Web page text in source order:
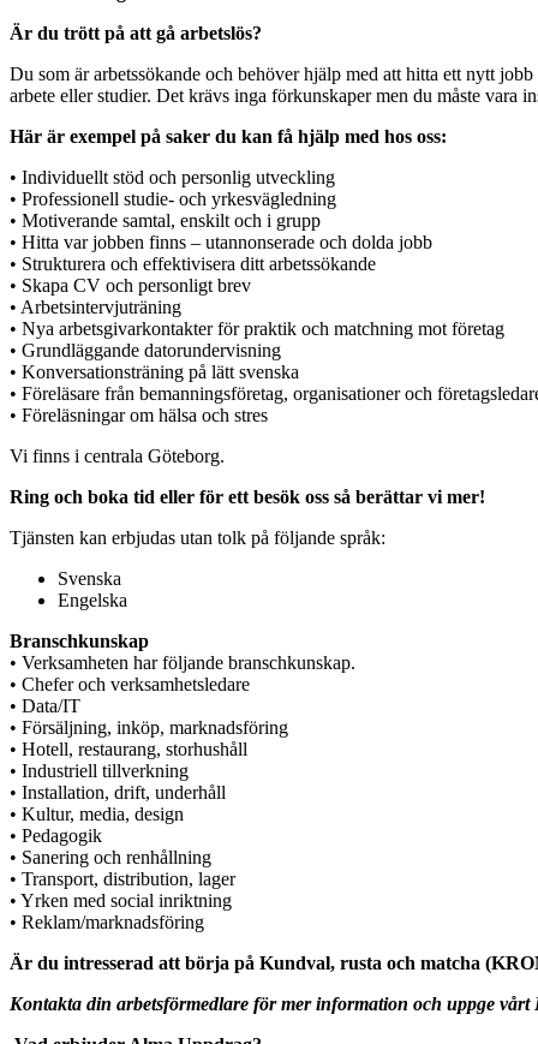
Är du trött på att gå arbetslös?
Du som är arbetssökande och behöver hjälp med att hitta ett nytt
arbete eller studier. Det krävs inga förkunskaper men du måste
Här är exempel på saker du kan få hjälp med hos oss:
• Individuellt stöd och personlig utveckling
• Professionell studie- och yrkesvägledning
• Motiverande samtal, enskilt och i grupp
• Hitta var jobben finns – utannonserade och dolda jobb
• Strukturera och effektivisera ditt arbetssökande
• Skapa CV och personligt brev
• Arbetsintervjuträning
• Nya arbetsgivarkontakter för praktik och matchning mot företag
• Grundläggande datorundervisning
• Konversationsträning på lätt svenska
• Föreläsare från bemanningsföretag, organisationer och
• Föreläsningar om hälsa och stres
Vi finns i centrala Göteborg.
Ring och boka tid eller för ett besök oss så berättar vi mer!
Tjänsten kan erbjudas utan tolk på följande språk:
Svenska
Engelska
Branschkunskap
• Verksamheten har följande branschkunskap.
• Chefer och verksamhetsledare
• Data/IT
• Försäljning, inköp, marknadsföring
• Hotell, restaurang, storhushåll
• Industriell tillverkning
• Installation, drift, underhåll
• Kultur, media, design
• Pedagogik
• Sanering och renhållning
• Transport, distribution, lager
• Yrken med social inriktning
• Reklam/marknadsföring
Är du intresserad att börja på Kundval, rusta och matcha
Kontakta din arbetsförmedlare för mer information och uppge vårt